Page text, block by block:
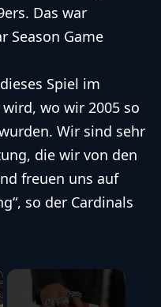
Das war
Season Game
Spiel im
wo wir 2005 so
Wir sind sehr
die wir von den
freuen uns auf
so der Cardinals